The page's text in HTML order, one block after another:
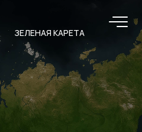
ЗЕЛЕНАЯ КАРЕТА